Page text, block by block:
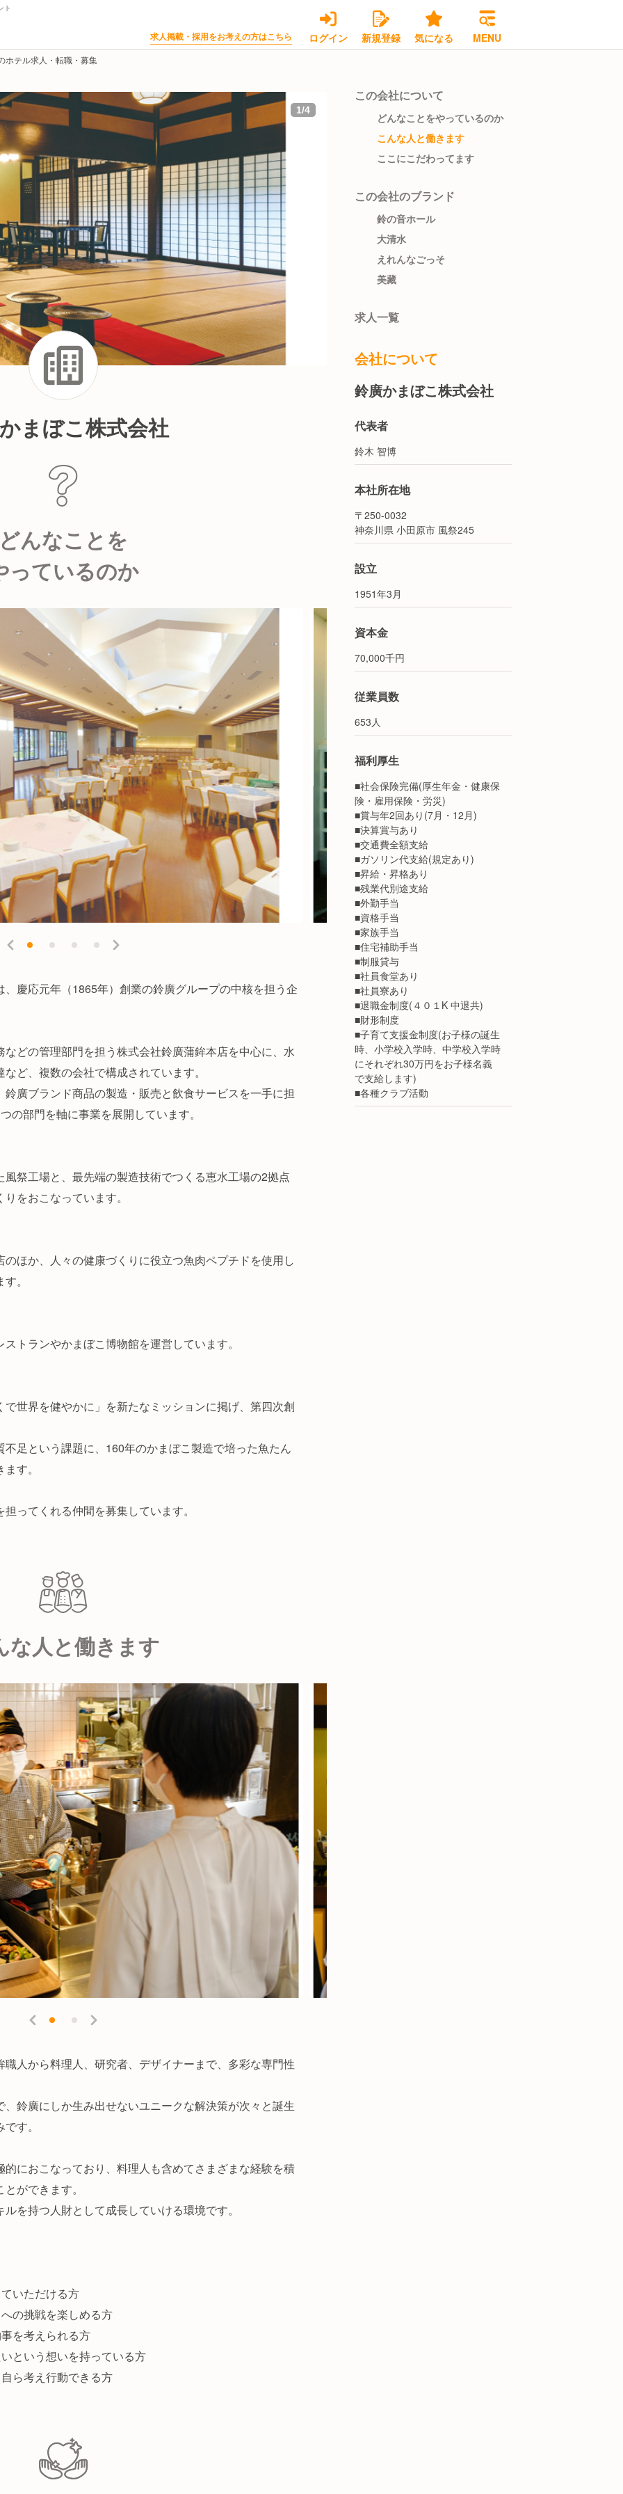
ト
求人掲載・採用をお考えの方はこちら ログイン 新規登録 気になる MENU
ホテル求人・転職・募集
1/4
まぼこ株式会社
んなことを
っているのか
慶応元年（1865年）創業の鈴廣グループの中核を担う企
どの管理部門を担う株式会社鈴廣蒲鉾本店を中心に、水
ど、複数の会社で構成されています。
廣ブランド商品の製造・販売と飲食サービスを一手に担
の部門を軸に事業を展開しています。
祭工場と、最先端の製造技術でつくる恵水工場の2拠点
をおこなっています。
ほか、人々の健康づくりに役立つ魚肉ペプチドを使用し
。
トランやかまぼこ博物館を運営しています。
世界を健やかに」を新たなミッションに掲げ、第四次創
足という課題に、160年のかまぼこ製造で培った魚たん
す。
ってくれる仲間を募集しています。
な人と働きます
人から料理人、研究者、デザイナーまで、多彩な専門性
鈴廣にしか生み出せないユニークな解決策が次々と誕生
す。
におこなっており、料理人も含めてさまざまな経験を積
ができます。
を持つ人財として成長していける環境です。
いただける方
の挑戦を楽しめる方
を考えられる方
という想いを持っている方
ら考え行動できる方
この会社について
どんなことをやっているのか
こんな人と働きます
ここにこだわってます
この会社のブランド
鈴の音ホール
大清水
えれんなごっそ
美藏
求人一覧
会社について
鈴廣かまぼこ株式会社
代表者
鈴木 智博
本社所在地
〒250-0032
神奈川県 小田原市 風祭245
設立
1951年3月
資本金
70,000千円
従業員数
653人
福利厚生
■社会保険完備(厚生年金・健康保
険・雇用保険・労災)
■賞与年2回あり(7月・12月)
■決算賞与あり
■交通費全額支給
■ガソリン代支給(規定あり)
■昇給・昇格あり
■残業代別途支給
■外勤手当
■資格手当
■家族手当
■住宅補助手当
■制服貸与
■社員食堂あり
■社員寮あり
■退職金制度(４０１K 中退共)
■財形制度
■子育て支援金制度(お子様の誕生
時、小学校入学時、中学校入学時
にそれぞれ30万円をお子様名義
で支給します)
■各種クラブ活動